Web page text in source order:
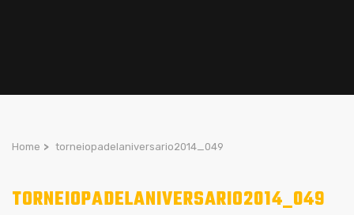
Home > torneiopadelaniversario2014_049
TORNEIOPADELANIVERSARIO2014_049